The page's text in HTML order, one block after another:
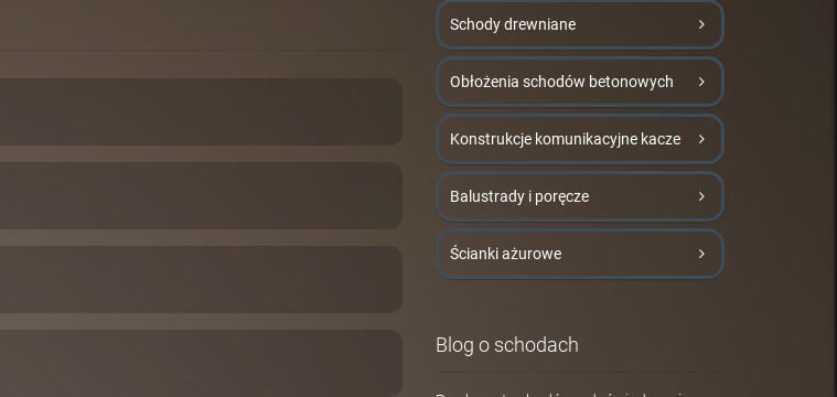
Schody drewniane
Obłożenia schodów betonowych
Konstrukcje komunikacyjne kacze
Balustrady i poręcze
Ścianki ażurowe
Blog o schodach